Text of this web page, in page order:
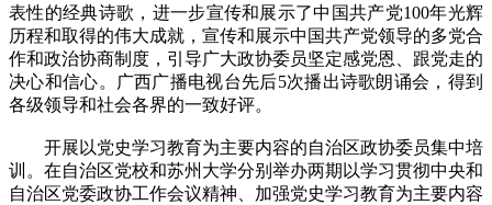
表性的经典诗歌，进一步宣传和展示了中国共产党100年光辉
历程和取得的伟大成就，宣传和展示中国共产党领导的多党合
作和政治协商制度，引导广大政协委员坚定感党恩、跟党走的
决心和信心。广西广播电视台先后5次播出诗歌朗诵会，得到
各级领导和社会各界的一致好评。
开展以党史学习教育为主要内容的自治区政协委员集中培
训。在自治区党校和苏州大学分别举办两期以学习贯彻中央和
自治区党委政协工作会议精神、加强党史学习教育为主要内容